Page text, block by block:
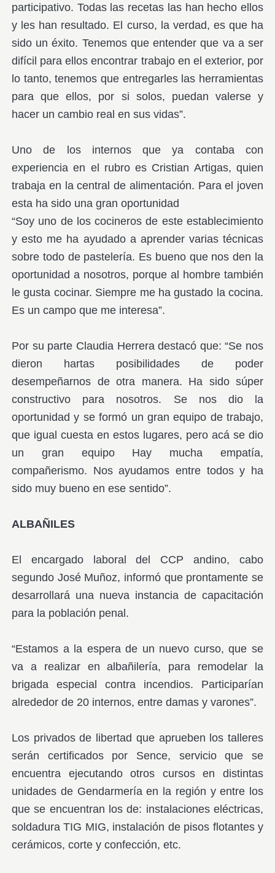
participativo. Todas las recetas las han hecho ellos
y les han resultado. El curso, la verdad, es que ha
sido un éxito. Tenemos que entender que va a ser
difícil para ellos encontrar trabajo en el exterior, por
lo tanto, tenemos que entregarles las herramientas
para que ellos, por si solos, puedan valerse y
hacer un cambio real en sus vidas”.
Uno de los internos que ya contaba con
experiencia en el rubro es Cristian Artigas, quien
trabaja en la central de alimentación. Para el joven
esta ha sido una gran oportunidad
“Soy uno de los cocineros de este establecimiento
y esto me ha ayudado a aprender varias técnicas
sobre todo de pastelería. Es bueno que nos den la
oportunidad a nosotros, porque al hombre también
le gusta cocinar. Siempre me ha gustado la cocina.
Es un campo que me interesa”.
Por su parte Claudia Herrera destacó que: “Se nos
dieron hartas posibilidades de poder
desempeñarnos de otra manera. Ha sido súper
constructivo para nosotros. Se nos dio la
oportunidad y se formó un gran equipo de trabajo,
que igual cuesta en estos lugares, pero acá se dio
un gran equipo Hay mucha empatía,
compañerismo. Nos ayudamos entre todos y ha
sido muy bueno en ese sentido”.
ALBAÑILES
El encargado laboral del CCP andino, cabo
segundo José Muñoz, informó que prontamente se
desarrollará una nueva instancia de capacitación
para la población penal.
“Estamos a la espera de un nuevo curso, que se
va a realizar en albañilería, para remodelar la
brigada especial contra incendios. Participarían
alrededor de 20 internos, entre damas y varones”.
Los privados de libertad que aprueben los talleres
serán certificados por Sence, servicio que se
encuentra ejecutando otros cursos en distintas
unidades de Gendarmería en la región y entre los
que se encuentran los de: instalaciones eléctricas,
soldadura TIG MIG, instalación de pisos flotantes y
cerámicos, corte y confección, etc.